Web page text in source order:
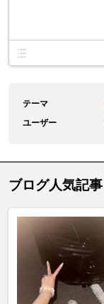
テーマ
ユーザー
ブログ人気記事